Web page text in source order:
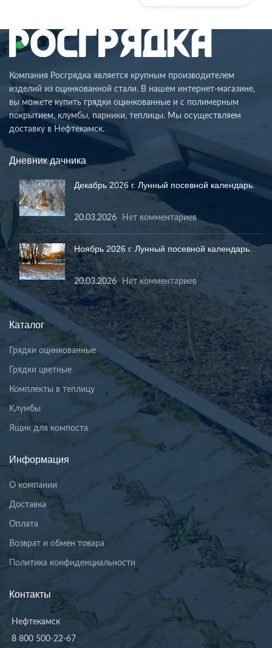
Компания Росгрядка является крупным производителем
изделий из оцинкованной стали. В нашем интернет-магазине,
вы можете купить грядки оцинкованные и с полимерным
покрытием, клумбы, парники, теплицы. Мы осуществляем
доставку в Нефтекамск.
Дневник дачника
Декабрь 2026 г. Лунный посевной календарь.
20.03.2026 Нет комментариев
Ноябрь 2026 г. Лунный посевной календарь.
20.03.2026 Нет комментариев
Каталог
Грядки оцинкованные
Грядки цветные
Комплекты в теплицу
Клумбы
Ящик для компоста
Информация
О компании
Доставка
Оплата
Возврат и обмен товара
Политика конфиденциальности
Контакты
Нефтекамск
8 800 500-22-67